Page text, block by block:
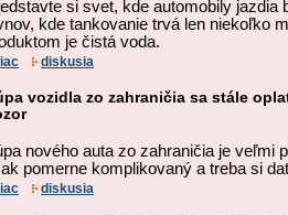
si svet, kde automobily
kde tankovanie trvá len niekoľko
je čistá voda.
diskusia
vozidla zo zahraničia sa stále
nového auta zo zahraničia je veľmi
pomerne komplikovaný a treba si
diskusia